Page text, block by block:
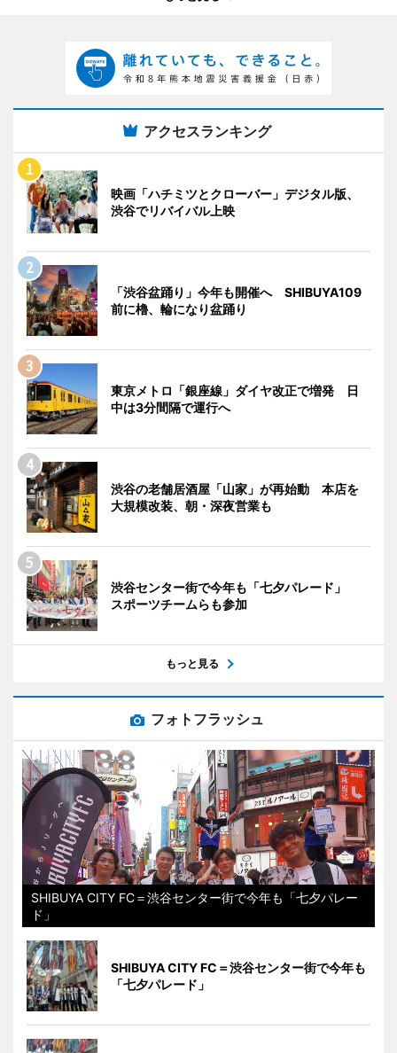
アクセスランキング
映画「ハチミツとクローバー」デジタル版、
渋谷でリバイバル上映
「渋谷盆踊り」今年も開催へ SHIBUYA109
前に櫓、輪になり盆踊り
東京メトロ「銀座線」ダイヤ改正で増発 日
中は3分間隔で運行へ
渋谷の老舗居酒屋「山家」が再始動 本店を
大規模改装、朝・深夜営業も
渋谷センター街で今年も「七夕パレード」
スポーツチームらも参加
もっと見る
フォトフラッシュ
SHIBUYA CITY FC＝渋谷センター街で今年も「七夕パレー
ド」
SHIBUYA CITY FC＝渋谷センター街で今年も
「七夕パレード」